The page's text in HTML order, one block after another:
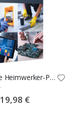
Das große Heimwerker-Profi-Paket 5.0
Special
Price
19,98 €